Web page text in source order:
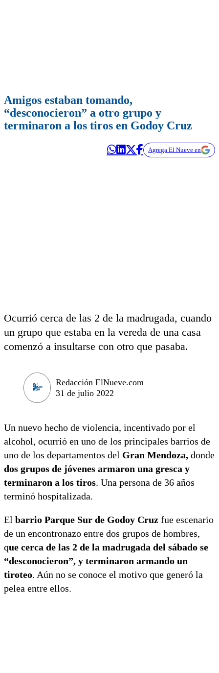
Amigos estaban tomando,
“desconocieron” a otro grupo y
terminaron a los tiros en Godoy Cruz
Agrega El Nueve en
Ocurrió cerca de las 2 de la madrugada, cuando
un grupo que estaba en la vereda de una casa
comenzó a insultarse con otro que pasaba.
Redacción ElNueve.com
31 de julio 2022
Un nuevo hecho de violencia, incentivado por el
alcohol, ocurrió en uno de los principales barrios de
uno de los departamentos del Gran Mendoza, donde
dos grupos de jóvenes armaron una gresca y
terminaron a los tiros. Una persona de 36 años
terminó hospitalizada.
El barrio Parque Sur de Godoy Cruz fue escenario
de un encontronazo entre dos grupos de hombres,
que cerca de las 2 de la madrugada del sábado se
“desconocieron”, y terminaron armando un
tiroteo. Aún no se conoce el motivo que generó la
pelea entre ellos.